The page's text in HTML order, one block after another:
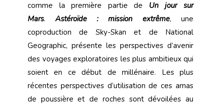
comme la première partie de Un jour sur
Mars. Astéroïde : mission extrême, une
coproduction de Sky-Skan et de National
Geographic, présente les perspectives d’avenir
des voyages exploratoires les plus ambitieux qui
soient en ce début de millénaire. Les plus
récentes perspectives d’utilisation de ces amas
de poussière et de roches sont dévoilées au